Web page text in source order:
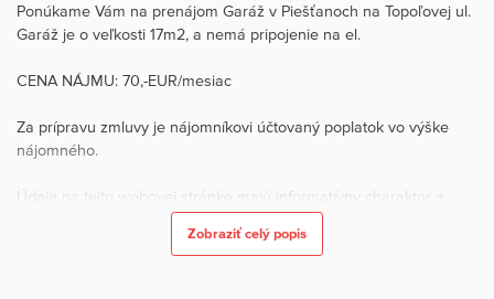
Ponúkame Vám na prenájom Garáž v Piešťanoch na Topoľovej ul.
Garáž je o veľkosti 17m2, a nemá pripojenie na el.
CENA NÁJMU: 70,-EUR/mesiac
Za prípravu zmluvy je nájomníkovi účtovaný poplatok vo výške
nájomného.
Údaje na tejto webovej stránke majú informatívny charakter a
Termín obhliadky, resp. bližšie informácie Vám poskytneme
Zobraziť celý popis